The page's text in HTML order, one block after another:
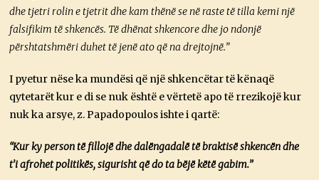
dhe tjetri rolin e tjetrit dhe kam thënë se në raste të tilla kemi një
falsifikim të shkencës. Të dhënat shkencore dhe jo ndonjë
përshtatshmëri duhet të jenë ato që na drejtojnë.”
I pyetur nëse ka mundësi që një shkencëtar të kënaqë
qytetarët kur e di se nuk është e vërtetë apo të rrezikojë kur
nuk ka arsye, z. Papadopoulos ishte i qartë:
“Kur ky person të fillojë dhe dalëngadalë të braktisë shkencën dhe
t’i afrohet politikës, sigurisht që do ta bëjë këtë gabim.”